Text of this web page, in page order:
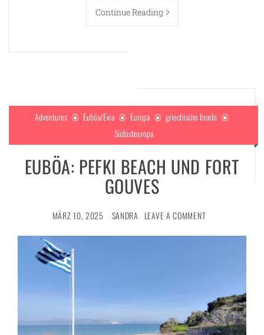
Continue Reading
Adventures Euböa/Evia Europa
griechische Inseln
Südosteuropa
EUBÖA: PEFKI BEACH UND FORT
GOUVES
MÄRZ 10, 2025 SANDRA LEAVE A COMMENT